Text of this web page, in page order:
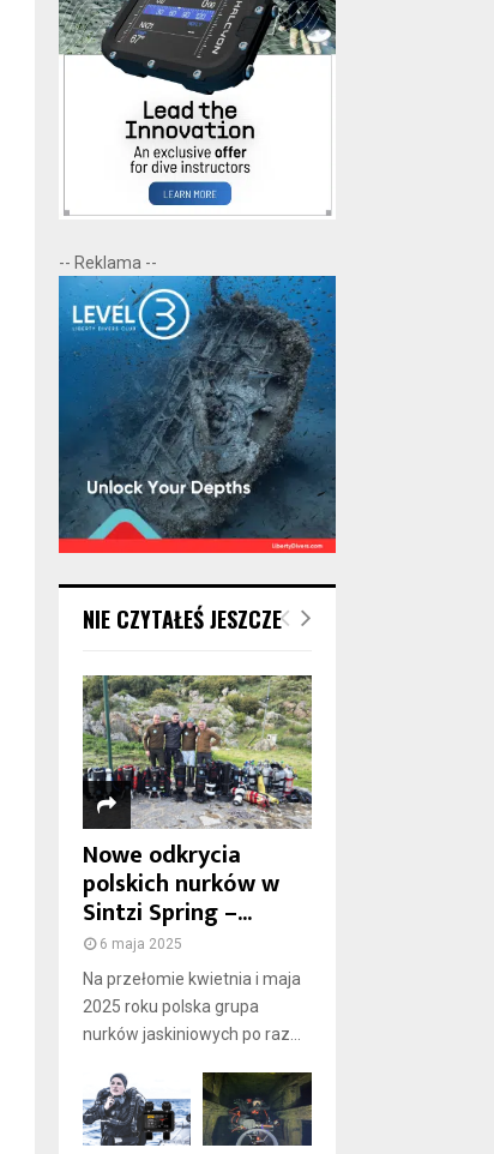
-- Reklama --
NIE CZYTAŁEŚ JESZCZE
Nowe odkrycia
polskich nurków w
Sintzi Spring –...
6 maja 2025
Na przełomie kwietnia i maja
2025 roku polska grupa
nurków jaskiniowych po raz...